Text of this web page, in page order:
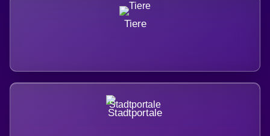
Tiere
Stadtportale